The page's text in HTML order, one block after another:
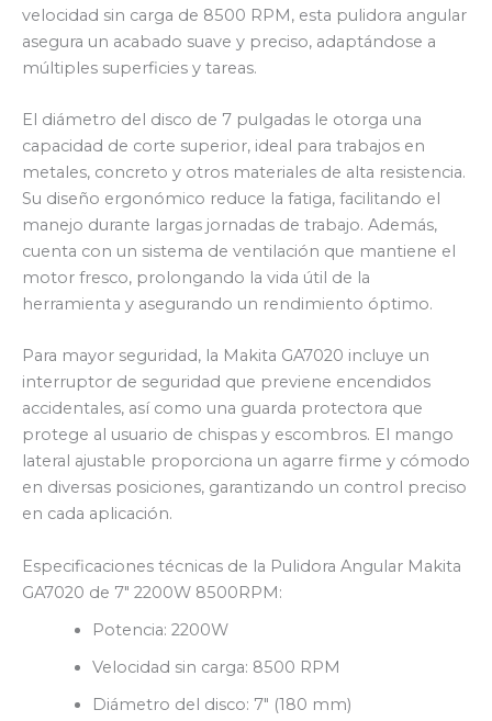
velocidad sin carga de 8500 RPM, esta pulidora angular
asegura un acabado suave y preciso, adaptándose a
múltiples superficies y tareas.
El diámetro del disco de 7 pulgadas le otorga una
capacidad de corte superior, ideal para trabajos en
metales, concreto y otros materiales de alta resistencia.
Su diseño ergonómico reduce la fatiga, facilitando el
manejo durante largas jornadas de trabajo. Además,
cuenta con un sistema de ventilación que mantiene el
motor fresco, prolongando la vida útil de la
herramienta y asegurando un rendimiento óptimo.
Para mayor seguridad, la Makita GA7020 incluye un
interruptor de seguridad que previene encendidos
accidentales, así como una guarda protectora que
protege al usuario de chispas y escombros. El mango
lateral ajustable proporciona un agarre firme y cómodo
en diversas posiciones, garantizando un control preciso
en cada aplicación.
Especificaciones técnicas de la Pulidora Angular Makita
GA7020 de 7″ 2200W 8500RPM:
Potencia: 2200W
Velocidad sin carga: 8500 RPM
Diámetro del disco: 7″ (180 mm)